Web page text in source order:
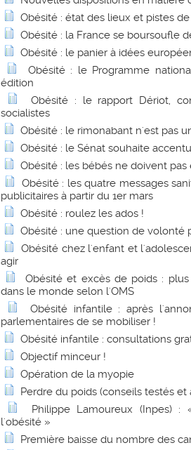
Obésité : état des lieux et pistes
Obésité : la France se boursoufle
Obésité : le panier à idées
Obésité : le Programme
édition
Obésité : le rapport Dériot,
socialistes
Obésité : le rimonabant n'est pas
Obésité : le Sénat souhaite
Obésité : les bébés ne doivent pas
Obésité : les quatre messages
publicitaires à partir du 1er mars
Obésité : roulez les ados !
Obésité : une question de
Obésité chez l'enfant et
agir
Obésité et excès de poids :
dans le monde selon l'OMS
Obésité infantile : après
parlementaires de se mobiliser !
Obésité infantile : consultations
Objectif minceur !
Opération de la myopie
Perdre du poids (conseils testés et
Philippe Lamoureux (Inpes)
l'obésité »
Première baisse du nombre des